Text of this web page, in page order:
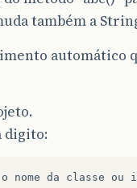
também a
automático
digito:
o nome da classe ou